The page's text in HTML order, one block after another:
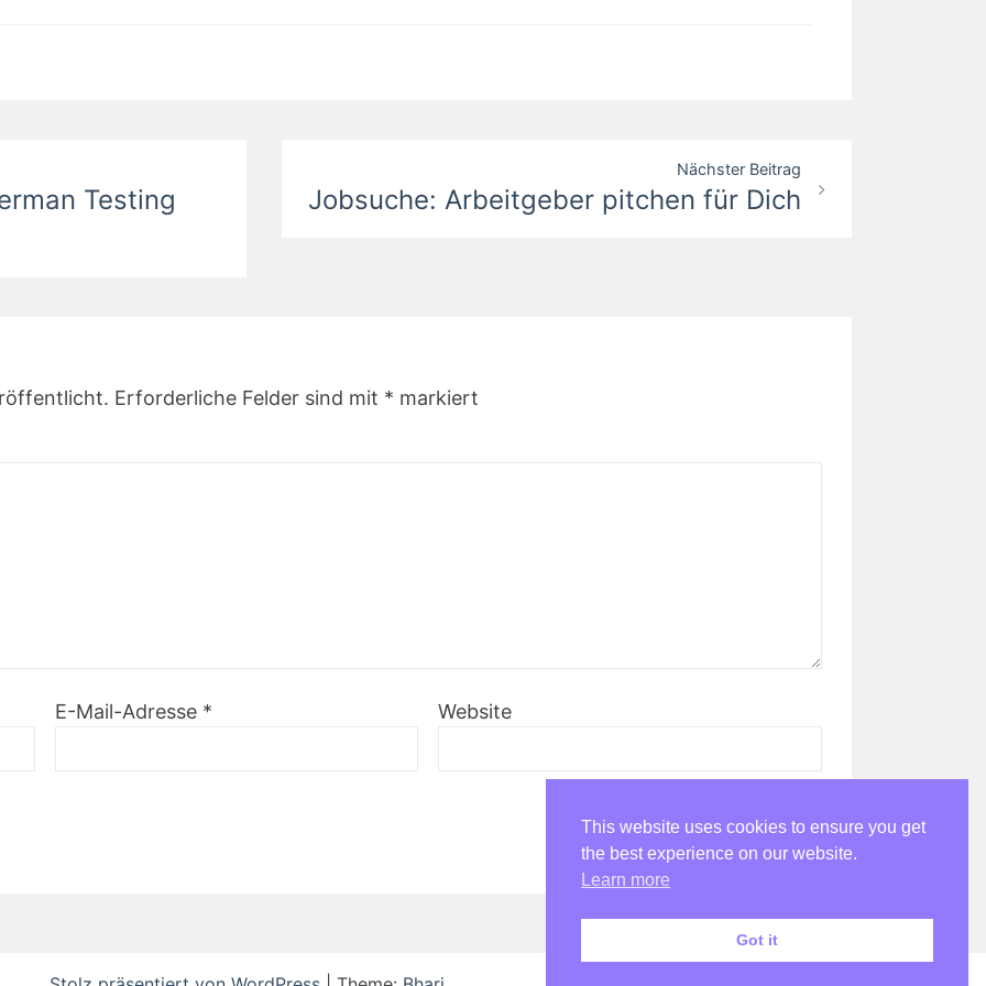
Testing
Nächster Beitrag
Jobsuche: Arbeitgeber pitchen für Dich
Erforderliche Felder sind mit * markiert
E-Mail-Adresse * Website
This website uses cookies to ensure you get
the best experience on our website.
Learn more
Got it